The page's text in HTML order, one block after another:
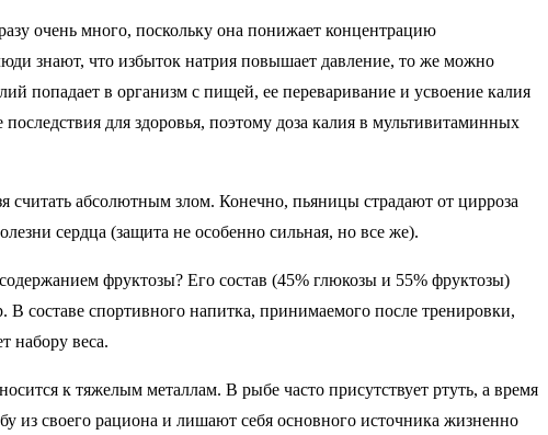
очень много, поскольку она понижает концентрацию
знают, что избыток натрия повышает давление, то же можно
попадает в организм с пищей, ее переваривание и усвоение калия
для здоровья, поэтому доза калия в мультивитаминных
считать абсолютным злом. Конечно, пьяницы страдают от цирроза
сердца (защита не особенно сильная, но все же).
фруктозы? Его состав (45% глюкозы и 55% фруктозы)
составе спортивного напитка, принимаемого после тренировки,
набору веса.
к тяжелым металлам. В рыбе часто присутствует ртуть, а время
из своего рациона и лишают себя основного источника жизненно